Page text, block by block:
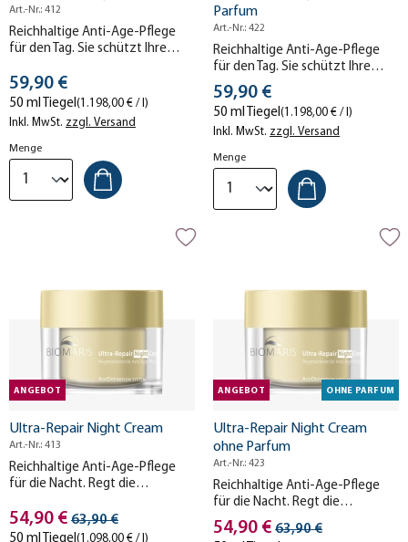
Art.-Nr.: 412
Reichhaltige Anti-Age-Pflege
für den Tag. Sie schützt Ihre
Falten – für eine glattere Haut
mit mehr Spannkraft.
Stückpreis
59,90 €
50 ml Tiegel(1.198,00 € / l)
Inkl. MwSt. zzgl. Versand
Menge
Parfum
Art.-Nr.: 422
Reichhaltige Anti-Age-Pflege
für den Tag. Sie schützt Ihre
Haut, strafft sie und reduziert
Falten – für eine glattere Haut
mit mehr Spannkraft. Ohne
Parfum.
Stückpreis
59,90 €
50 ml Tiegel(1.198,00 € / l)
Inkl. MwSt. zzgl. Versand
Menge
ANGEBOT
Ultra-Repair Night Cream
Art.-Nr.: 413
Reichhaltige Anti-Age-Pflege
für die Nacht. Regt die
Haut an.
Stückpreis
54,90 € Streichpreis
63,90 €
50 ml Tiegel(1.098,00 € / l)
ANGEBOT OHNE PARFUM
Ultra-Repair Night Cream
ohne Parfum
Art.-Nr.: 423
Reichhaltige Anti-Age-Pflege
für die Nacht. Regt die
Reparaturmechanismen Ihrer
Haut an.
Stückpreis
54,90 € Streichpreis
63,90 €